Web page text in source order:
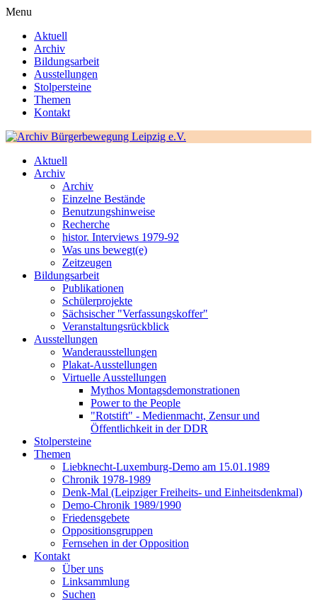
Menu
Aktuell
Archiv
Bildungsarbeit
Ausstellungen
Stolpersteine
Themen
Kontakt
Aktuell
Archiv
Archiv
Einzelne Bestände
Benutzungshinweise
Recherche
histor. Interviews 1979-92
Was uns bewegt(e)
Zeitzeugen
Bildungsarbeit
Publikationen
Schülerprojekte
Sächsischer "Verfassungskoffer"
Veranstaltungsrückblick
Ausstellungen
Wanderausstellungen
Plakat-Ausstellungen
Virtuelle Ausstellungen
Mythos Montagsdemonstrationen
Power to the People
"Rotstift" - Medienmacht, Zensur und
Öffentlichkeit in der DDR
Stolpersteine
Themen
Liebknecht-Luxemburg-Demo am 15.01.1989
Chronik 1978-1989
Denk-Mal (Leipziger Freiheits- und Einheitsdenkmal)
Demo-Chronik 1989/1990
Friedensgebete
Oppositionsgruppen
Fernsehen in der Opposition
Kontakt
Über uns
Linksammlung
Suchen